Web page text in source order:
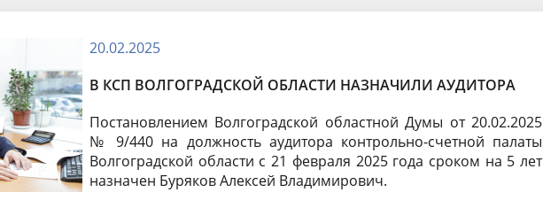
Бухгалтерская (финансовая)
отчетность
Волгоградской области
20.02.2025
В КСП ВОЛГОГРАДСКОЙ ОБЛАСТИ НАЗНАЧИЛИ АУДИТОРА
Постановлением Волгоградской областной Думы от 20.02.2025
№ 9/440 на должность аудитора контрольно-счетной палаты
Волгоградской области с 21 февраля 2025 года сроком на 5 лет
назначен Буряков Алексей Владимирович.